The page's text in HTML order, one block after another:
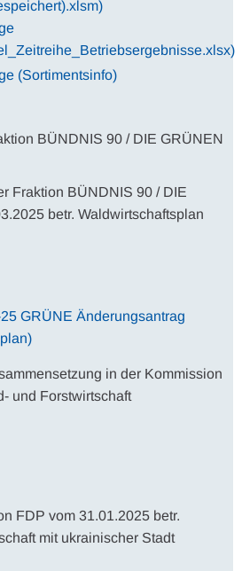
(Sortimentsinfo)
BÜNDNIS 90 / DIE GRÜNEN
Fraktion BÜNDNIS 90 / DIE
betr. Waldwirtschaftsplan
GRÜNE Änderungsantrag
in der Kommission
und Forstwirtschaft
FDP vom 31.01.2025 betr.
mit ukrainischer Stadt